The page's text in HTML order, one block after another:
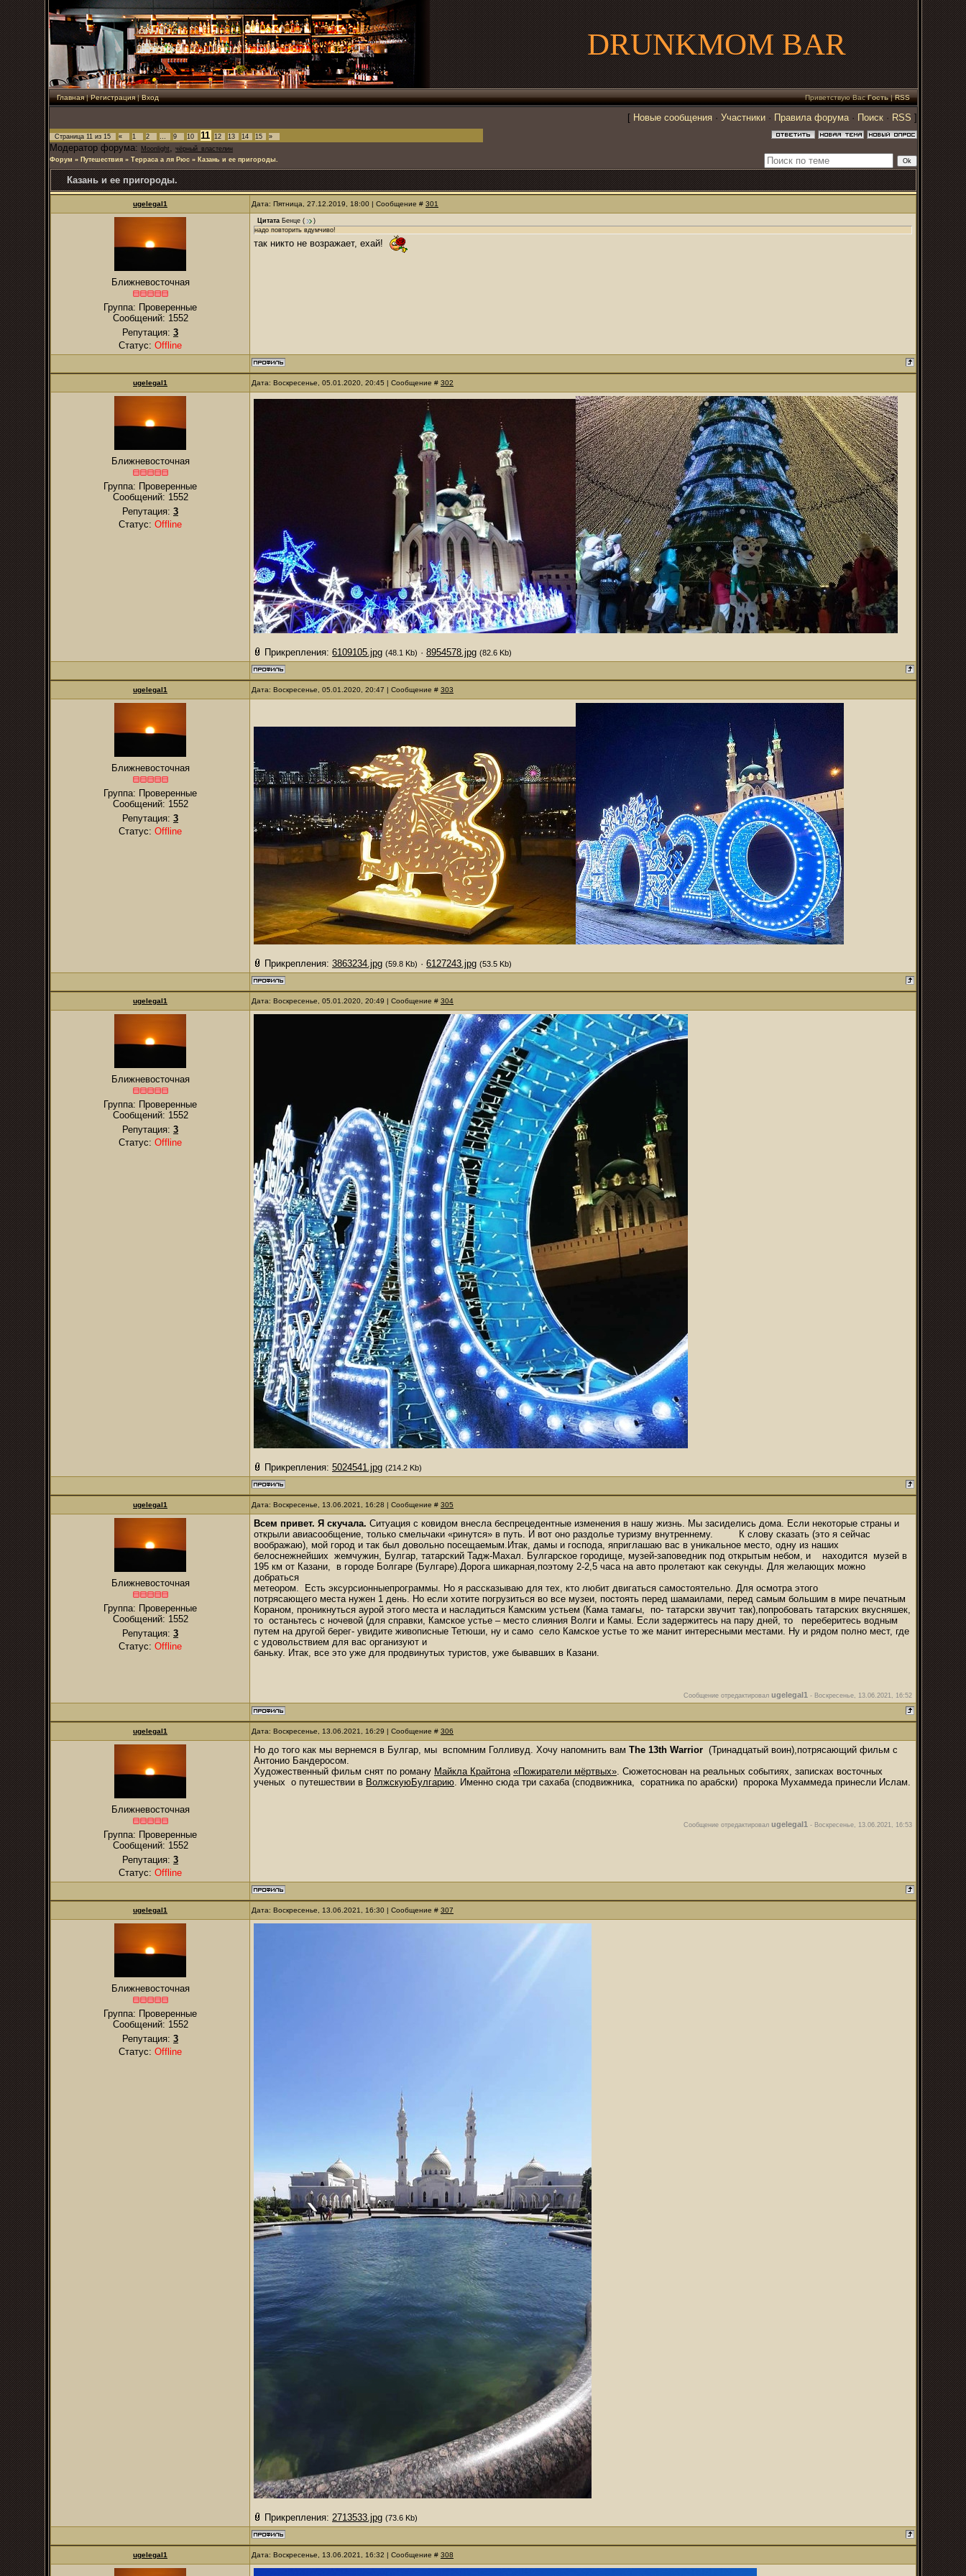
DRUNKMOM BAR
Главная|Регистрация|Вход Приветствую Вас Гость|RSS
[ Новые сообщения · Участники · Правила форума· Поиск · RSS ]
Страница 11 из 15 « 1 2 … 9 10 11 12 13 14 15 »
Модератор форума: Moonlight , чёрный_властелин
Форум » Путешествия » Терраса а ля Рюс » Казань и ее пригороды.
Казань и ее пригороды.
ugelegal1 Дата: Пятница, 27.12.2019, 18:00 | Сообщение # 301
Ближневосточная
Группа: Проверенные
Сообщений: 1552
Репутация: 3
Статус: Offline
Цитата Бенце (
)
надо повторить вдумчиво!
так никто не возражает, ехай!
ugelegal1 Дата: Воскресенье, 05.01.2020, 20:45 | Сообщение # 302
Ближневосточная
Группа: Проверенные
Сообщений: 1552
Репутация: 3
Статус: Offline
Прикрепления: 6109105.jpg (48.1 Kb) · 8954578.jpg (82.6 Kb)
ugelegal1 Дата: Воскресенье, 05.01.2020, 20:47 | Сообщение # 303
Ближневосточная
Группа: Проверенные
Сообщений: 1552
Репутация: 3
Статус: Offline
Прикрепления: 3863234.jpg (59.8 Kb) · 6127243.jpg (53.5 Kb)
ugelegal1 Дата: Воскресенье, 05.01.2020, 20:49 | Сообщение # 304
Ближневосточная
Группа: Проверенные
Сообщений: 1552
Репутация: 3
Статус: Offline
Прикрепления: 5024541.jpg (214.2 Kb)
ugelegal1 Дата: Воскресенье, 13.06.2021, 16:28 | Сообщение # 305
Ближневосточная
Группа: Проверенные
Сообщений: 1552
Репутация: 3
Статус: Offline
Всем привет. Я скучала. Ситуация с ковидом внесла беспрецедентные изменения в нашу жизнь. Мы засиделись дома. Если некоторые страны и
открыли авиасообщение, только смельчаки «ринутся» в путь. И вот оно раздолье туризму внутреннему. К слову сказать (это я сейчас
воображаю), мой город и так был довольно посещаемым.Итак, дамы и господа, яприглашаю вас в уникальное место, одну из наших
белоснежнейших жемчужин, Булгар, татарский Тадж-Махал. Булгарское городище, музей-заповедник под открытым небом, и находится музей в
195 км от Казани, в городе Болгаре (Булгаре).Дорога шикарная,поэтому 2-2,5 часа на авто пролетают как секунды. Для желающих можно
добраться
метеором. Есть эксурсионныепрограммы. Но я рассказываю для тех, кто любит двигаться самостоятельно. Для осмотра этого
потрясающего места нужен 1 день. Но если хотите погрузиться во все музеи, постоять перед шамаилами, перед самым большим в мире печатным
Кораном, проникнуться аурой этого места и насладиться Камским устьем (Кама тамагы, по- татарски звучит так),попробовать татарских вкусняшек,
то останьтесь с ночевой (для справки, Камское устье – место слияния Волги и Камы. Если задержитесь на пару дней, то переберитесь водным
путем на другой берег- увидите живописные Тетюши, ну и само село Камское устье то же манит интересными местами. Ну и рядом полно мест, где
с удовольствием для вас организуют и
баньку. Итак, все это уже для продвинутых туристов, уже бывавших в Казани.
Сообщение отредактировал ugelegal1 - Воскресенье, 13.06.2021, 16:52
ugelegal1 Дата: Воскресенье, 13.06.2021, 16:29 | Сообщение # 306
Ближневосточная
Группа: Проверенные
Сообщений: 1552
Репутация: 3
Статус: Offline
Но до того как мы вернемся в Булгар, мы вспомним Голливуд. Хочу напомнить вам The 13th Warrior (Тринадцатый воин),потрясающий фильм с
Антонио Бандеросом.
Художественный фильм снят по роману Майкла Крайтона «Пожиратели мёртвых». Сюжетоснован на реальных событиях, записках восточных
ученых о путешествии в ВолжскуюБулгарию. Именно сюда три сахаба (сподвижника, соратника по арабски) пророка Мухаммеда принесли Ислам.
Сообщение отредактировал ugelegal1 - Воскресенье, 13.06.2021, 16:53
ugelegal1 Дата: Воскресенье, 13.06.2021, 16:30 | Сообщение # 307
Ближневосточная
Группа: Проверенные
Сообщений: 1552
Репутация: 3
Статус: Offline
Прикрепления: 2713533.jpg (73.6 Kb)
ugelegal1 Дата: Воскресенье, 13.06.2021, 16:32 | Сообщение # 308